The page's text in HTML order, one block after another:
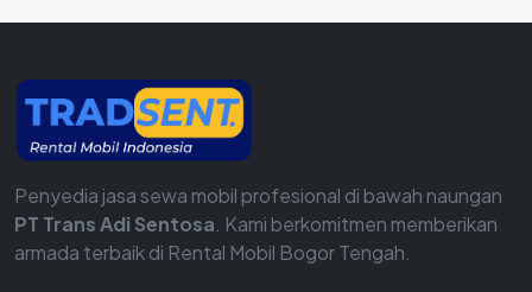
Penyedia jasa sewa mobil profesional di bawah naungan
PT Trans Adi Sentosa . Kami berkomitmen memberikan
armada terbaik di Rental Mobil Bogor Tengah.